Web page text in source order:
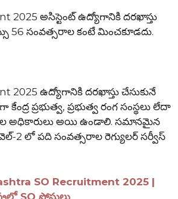
2025 అసిస్టెంట్ ఉద్యోగానికి దరఖాస్తు
56 సంవత్సరాల కంటే మించకూడదు.
2025 ఉద్యోగానికి దరఖాస్తు చేసుకునే
కేంద్ర ప్రభుత్వ, ప్రభుత్వ రంగ సంస్థలు లేదా
అధికారులు అయి ఉండాలి. సమానమైన
2 లో పది సంవత్సరాల రెగ్యులర్ సర్వీస్
SO Recruitment 2025 |
SO పోస్టులు